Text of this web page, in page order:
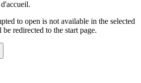
to open is not available in the selected
redirected to the start page.